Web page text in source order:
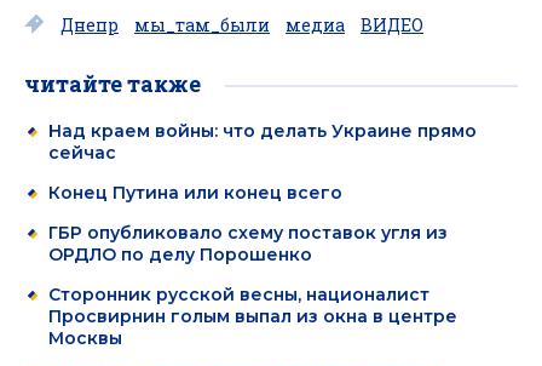
Днепр мы_там_были медиа ВИДЕО
читайте также
Над краем войны: что делать Украине прямо
сейчас
Конец Путина или конец всего
ГБР опубликовало схему поставок угля из
ОРДЛО по делу Порошенко
Сторонник русской весны, националист
Просвирнин голым выпал из окна в центре
Москвы